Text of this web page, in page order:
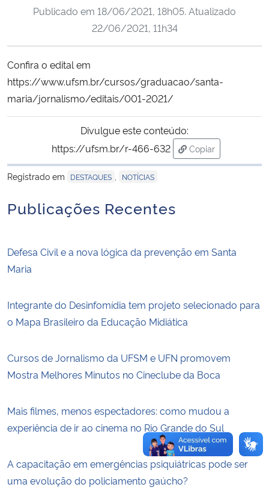
Ministério da Cidadania
Ministério da Ciência, Tecnologia, Inovações e Comunicações
Ministério do Meio Ambiente
Ministério do Turismo
Ministério do Desenvolvimento Regional
Ministério da Mulher, da Família e dos Direitos Humanos
Secretaria de Governo
Gabinete de Segurança Institucional
Banco Central do Brasil
Publicado em 18/06/2021, 18h05. Atualizado
22/06/2021, 11h34
Confira o edital em
https://www.ufsm.br/cursos/graduacao/santa-
maria/jornalismo/editais/001-2021/
Divulgue este conteúdo:
https://ufsm.br/r-466-632
Copiar
para área de
Registrado em
DESTAQUES NOTÍCIAS
Publicações Recentes
Defesa Civil e a nova lógica da prevenção em Santa
Maria
Integrante do Desinfomídia tem projeto selecionado para
o Mapa Brasileiro da Educação Midiática
Cursos de Jornalismo da UFSM e UFN promovem
Mostra Melhores Minutos no Cineclube da Boca
Mais filmes, menos espectadores: como mudou a
experiência de ir ao cinema no Rio Grande do Sul
A capacitação em emergências psiquiátricas pode ser
uma evolução do policiamento gaúcho?